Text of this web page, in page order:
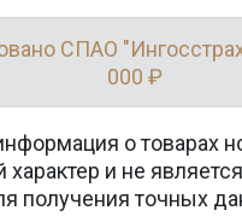
СПАО
000 ₽
о товарах
и не
получения точных